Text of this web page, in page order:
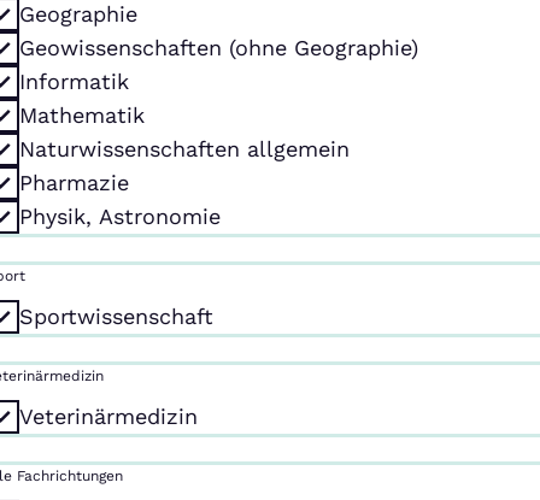
Geographie
Geowissenschaften (ohne Geographie)
Informatik
Mathematik
Naturwissenschaften allgemein
Pharmazie
Physik, Astronomie
Sportwissenschaft
Veterinärmedizin
Fachrichtungen